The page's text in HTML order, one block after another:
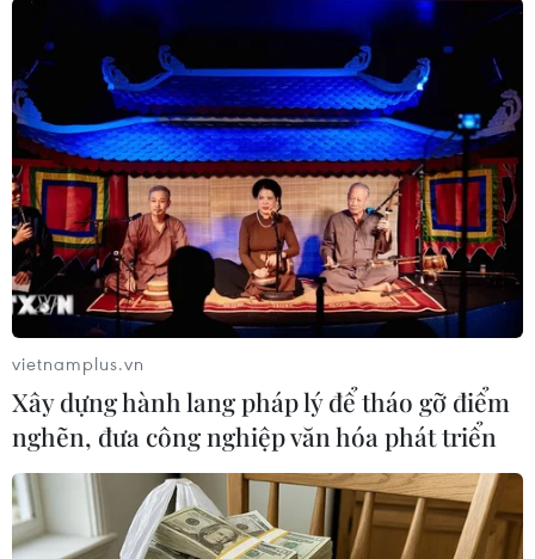
Cuộc họp của các nhà lãnh đạo kinh tế APEC, dự
kiến diễn ra trong hai ngày 18-19/11, nằm trong
Tuần lễ cấp cao APEC bắt đầu từ ngày 14/11 tại
Trung tâm Hội nghị quốc gia Queen Sirikit ở
Bangkok, Thái Lan./.
(TTXVN/Vietnam+)
vietnamplus.vn
Xây dựng hành lang pháp lý để tháo gỡ điểm
nghẽn, đưa công nghiệp văn hóa phát triển